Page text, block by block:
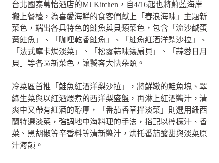
台北國泰萬怡酒店的MJ Kitchen，自4/16起也將蔚藍海岸
搬上餐檯，為喜愛海鮮的食客們獻上「春浪海味」主題新
菜色，端出各具特色的鮭魚與貝類菜色，包含「流沙鹹蛋
黃鮭魚」、「咖哩乾香鮭魚」、「鮭魚紅酒洋梨沙拉」、
「法式摩卡焗淡菜」、「松露蒜味鑲扇貝」、「蒜蓉日月
貝」等各區新菜色，讓饕客大快朵頤。
冷菜區首推「鮭魚紅酒洋梨沙拉」，將鮮嫩的鮭魚塊、翠
綠生菜與以紅酒煨煮的西洋梨盛盤，再淋上紅酒醬汁，清
爽中又帶有紅酒的醇厚，「番茄香草拌淡菜」則選用紐西
蘭特選淡菜，強調地中海料理的手法，搭配以檸檬汁、香
菜、黑胡椒等辛香料等清新醬汁，烘托番茄酸甜與淡菜原
汁海韻。